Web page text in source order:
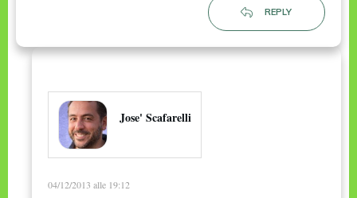
REPLY
Jose' Scafarelli
04/12/2013 alle 19:12